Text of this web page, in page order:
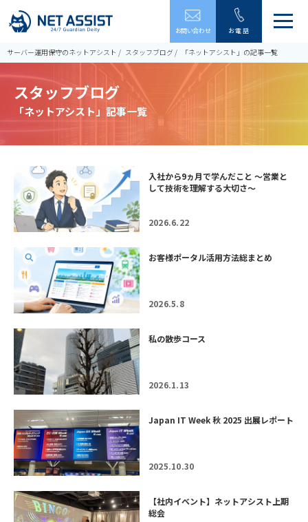
お問い合わせ お電話
メ
ー
サーバー運用保守のネットアシスト スタッフブログ 「ネットアシスト」の記事一覧
スタッフブログ
「ネットアシスト」記事一覧
入社から9ヵ月で学んだこと ～営業と
して技術を理解する大切さ～
2026.6.22
お客様ポータル活用方法総まとめ
2026.5.8
私の散歩コース
2026.1.13
Japan IT Week 秋 2025 出展レポート
2025.10.30
【社内イベント】ネットアシスト上期
総会